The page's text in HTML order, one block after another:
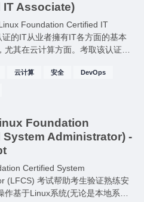
IT Associate)
Foundation Certified IT
的IT从业者擁有IT各方面的基本
尤其在云计算方面。考取该认证是
云计算 安全 DevOps
Foundation
System Administrator) -
Certified System
(LFCS) 考试帮助考生验证熟练安
作基于Linux系统(无论是本地系统